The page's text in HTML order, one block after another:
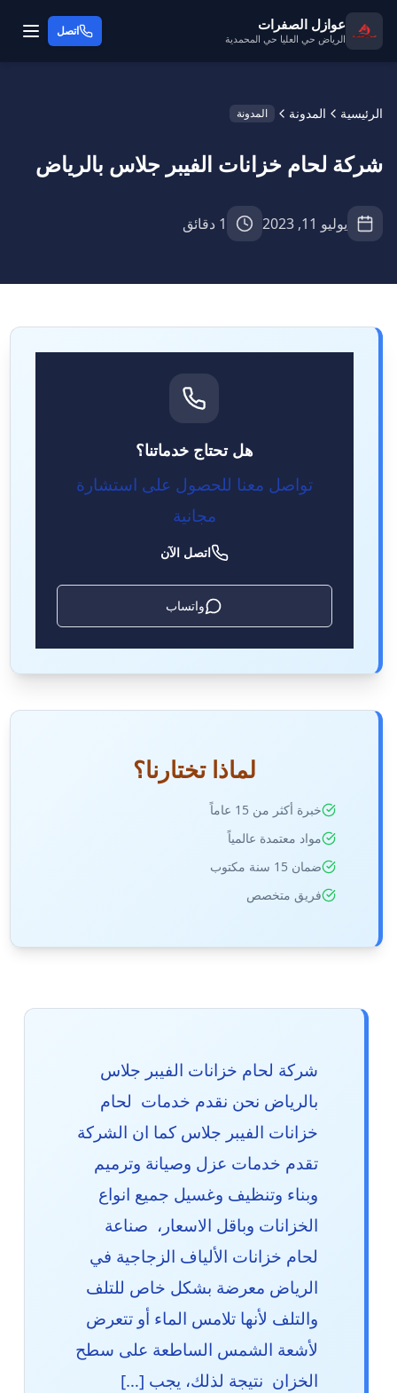
عوازل الصفرات
الرياض حي العليا حي المحمدية
اتصل
الرئيسية المدونة المدونة
شركة لحام خزانات الفيبر جلاس بالرياض
يوليو 11, 2023 1 دقائق
شركة لحام خزانات الفيبر جلاس
بالرياض نحن نقدم خدمات لحام
خزانات الفيبر جلاس كما ان الشركة
تقدم خدمات عزل وصيانة وترميم
وبناء وتنظيف وغسيل جميع انواع
الخزانات وباقل الاسعار، صناعة
لحام خزانات الألياف الزجاجية في
الرياض معرضة بشكل خاص للتلف
والتلف لأنها تلامس الماء أو تتعرض
لأشعة الشمس الساطعة على سطح
الخزان نتيجة لذلك، يجب […]
هل تحتاج خدماتنا؟
تواصل معنا للحصول على استشارة
مجانية
اتصل الآن
واتساب
لماذا تختارنا؟
خبرة أكثر من 15 عاماً
مواد معتمدة عالمياً
ضمان 15 سنة مكتوب
فريق متخصص